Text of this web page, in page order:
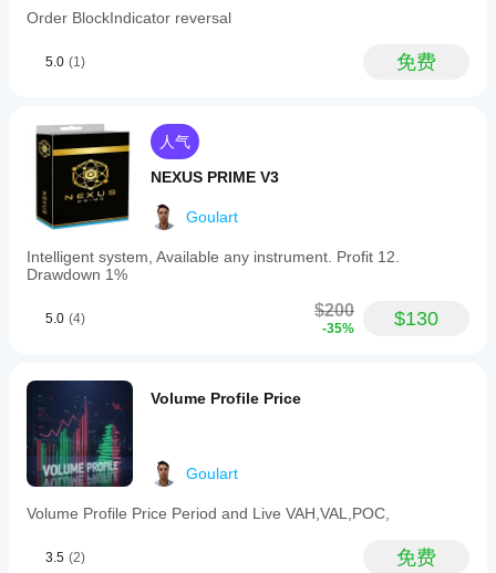
🧠 高级技术分析（交互面板）
TECHNICAL ANALYSIS 包含图表上的两个交互面板：
1. 趋势信息
趋势类型：上升趋势 / 下降趋势 / 横盘
趋势强度：强 / 弱
动量：增强 / 减弱 / 稳定
当前 ADX、+DI、-DI 和斜率值
执行实时多指标分析，包括：
RSI(14) – 超买/超卖
随机指标(14) – 动量
MACD(12,26) – 交叉和背离
Williams %R – 市场极端
CCI(14) – 与典型价格的偏离
ROC(12) – 变化率
Order BlockIndicator reversal
5.0 (1) 免费
人气
NEXUS PRIME V3
Goulart
Intelligent system, Available any instrument. Profit 12.
Drawdown 1%
5.0 (4) $200
-35% $130
Volume Profile Price
Goulart
Volume Profile Price Period and Live VAH,VAL,POC,
3.5 (2) 免费